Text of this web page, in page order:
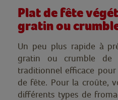
Plat de fête
gratin ou
Un peu plus rapide à
gratin ou crumble
traditionnel efficace
de fête. Pour la croûte,
différents types de